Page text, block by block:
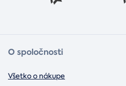
O spoločnosti
Všetko o nákupe